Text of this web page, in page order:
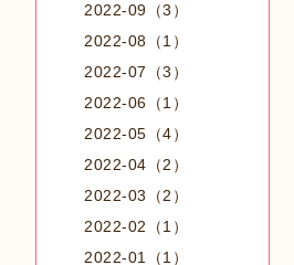
2022-09（3）
2022-08（1）
2022-07（3）
2022-06（1）
2022-05（4）
2022-04（2）
2022-03（2）
2022-02（1）
2022-01（1）